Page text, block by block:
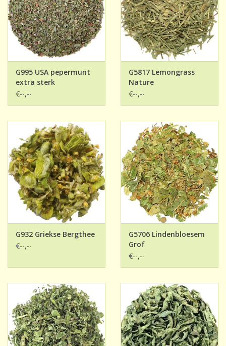
G995 USA pepermunt
extra sterk
€--,--
G5817 Lemongrass
Nature
€--,--
G932 Griekse Bergthee
€--,--
G5706 Lindenbloesem
Grof
€--,--